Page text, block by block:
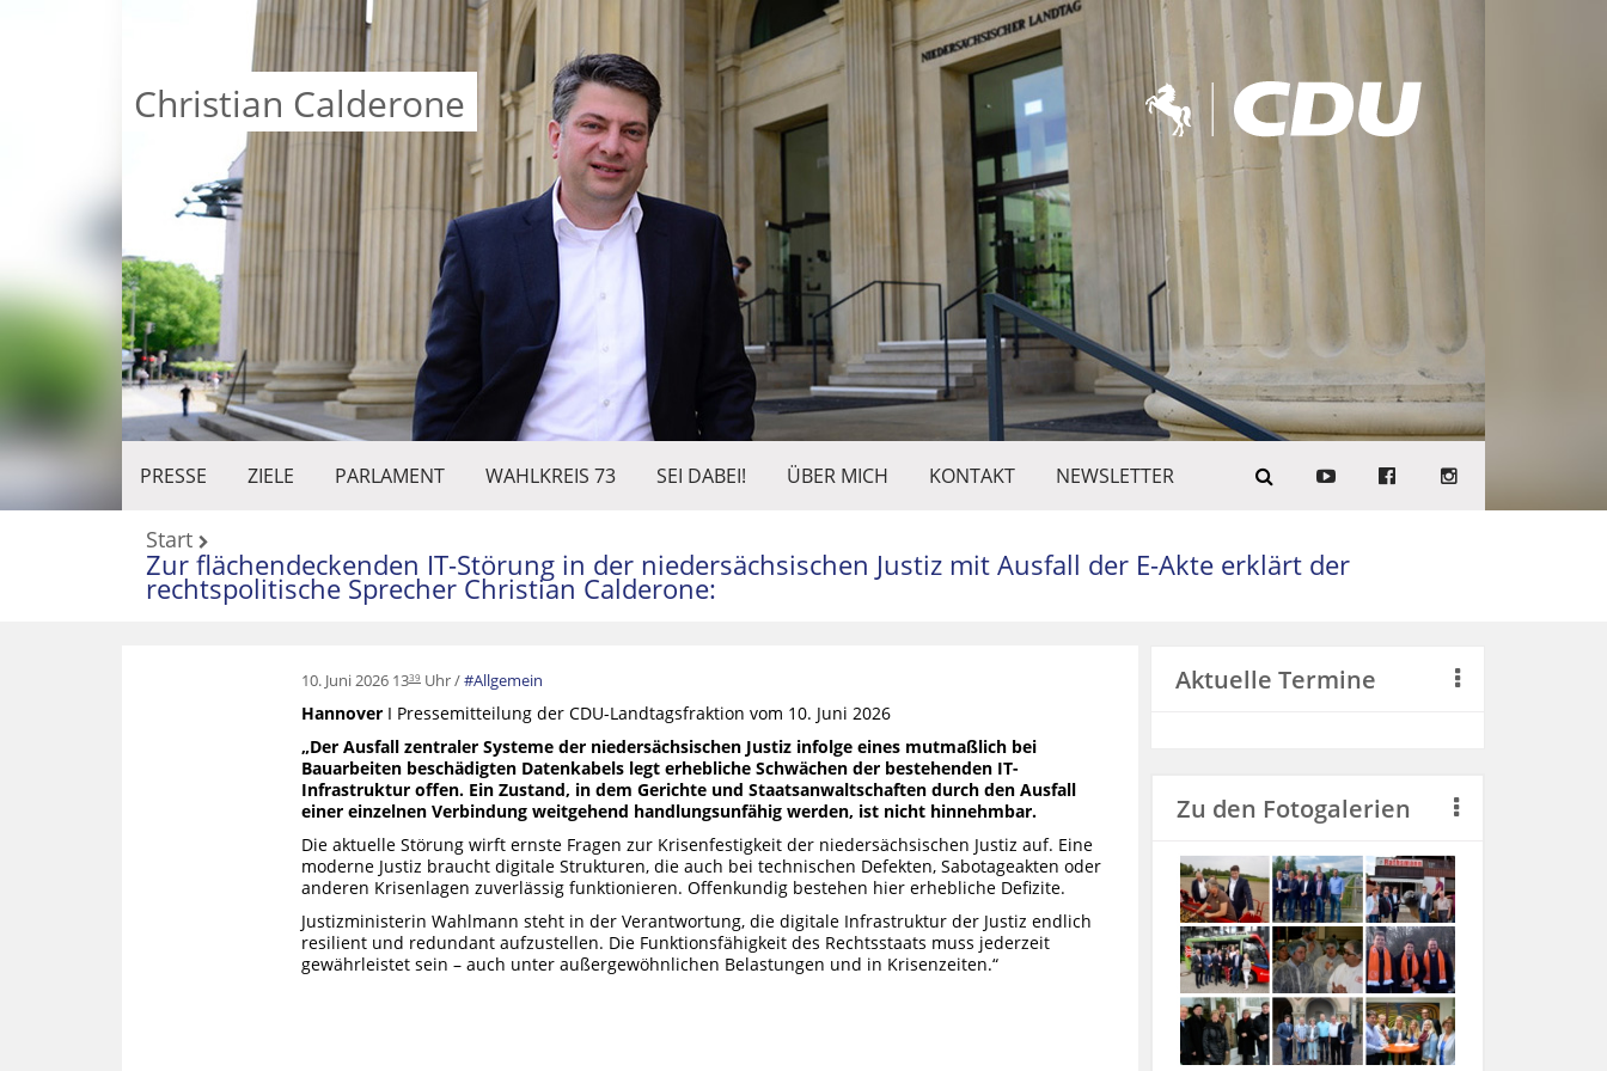
PRESSE ZIELE PARLAMENT WAHLKREIS 73 SEI DABEI! ÜBER MICH KONTAKT NEWSLETTER
Christian Calderone
Start
Zur flächendeckenden IT-Störung in der niedersächsischen Justiz mit Ausfall der E-Akte erklärt der
rechtspolitische Sprecher Christian Calderone:
10. Juni 2026 1339 Uhr Allgemein
Hannover I Pressemitteilung der CDU-Landtagsfraktion vom 10. Juni 2026
„Der Ausfall zentraler Systeme der niedersächsischen Justiz infolge eines mutmaßlich bei
Bauarbeiten beschädigten Datenkabels legt erhebliche Schwächen der bestehenden IT-
Infrastruktur offen. Ein Zustand, in dem Gerichte und Staatsanwaltschaften durch den Ausfall
einer einzelnen Verbindung weitgehend handlungsunfähig werden, ist nicht hinnehmbar.
Die aktuelle Störung wirft ernste Fragen zur Krisenfestigkeit der niedersächsischen Justiz auf. Eine
moderne Justiz braucht digitale Strukturen, die auch bei technischen Defekten, Sabotageakten oder
anderen Krisenlagen zuverlässig funktionieren. Offenkundig bestehen hier erhebliche Defizite.
Justizministerin Wahlmann steht in der Verantwortung, die digitale Infrastruktur der Justiz endlich
resilient und redundant aufzustellen. Die Funktionsfähigkeit des Rechtsstaats muss jederzeit
gewährleistet sein – auch unter außergewöhnlichen Belastungen und in Krisenzeiten.“
Aktuelle Termine
Zu den Fotogalerien